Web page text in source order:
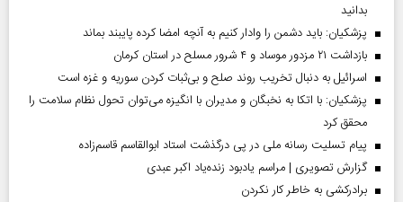
بدانید
پزشکیان: باید دشمن را وادار کنیم به آنچه امضا کرده پایبند بماند
بازداشت ۲۱ مزدور موساد و ۴ شرور مسلح در استان کرمان
اسرائیل به دنبال تخریب روند صلح و بی‌ثبات کردن سوریه و غزه است
پزشکیان: با اتکا به نخبگان و مدیران با انگیزه می‌توان تحول نظام سلامت را
محقق کرد
پیام تسلیت رسانه ملی در پی درگذشت استاد ابوالقاسم قاسم‌زاده
گزارش تصویری | مراسم یادبود زنده‌یاد اکبر عبدی
برادرکشی به خاطر کار نکردن